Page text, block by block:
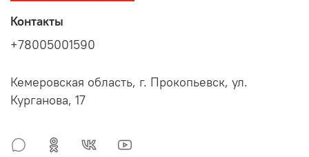
Контакты
+78005001590
Кемеровская область, г. Прокопьевск, ул.
Курганова, 17